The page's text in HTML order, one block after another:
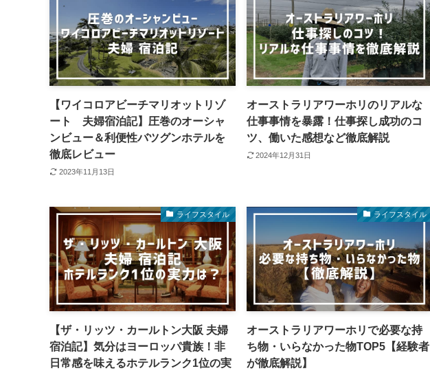
【ワイコロアビーチマリオットリゾ
ート 夫婦宿泊記】圧巻のオーシャ
ンビュー＆利便性バツグンホテルを
徹底レビュー
2023年11月13日
オーストラリアワーホリのリアルな
仕事事情を暴露！仕事探し成功のコ
ツ、働いた感想など徹底解説
2024年12月31日
ライフスタイル
【ザ・リッツ・カールトン大阪 夫婦
宿泊記】気分はヨーロッパ貴族！非
日常感を味えるホテルランク1位の実
ライフスタイル
オーストラリアワーホリで必要な持
ち物・いらなかった物TOP5【経験者
が徹底解説】